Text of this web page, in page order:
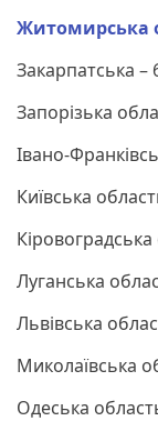
Житомирська
Закарпатська –
Запорізька
Івано-
Київська
Луганська
Львівська
Миколаївська
Одеська